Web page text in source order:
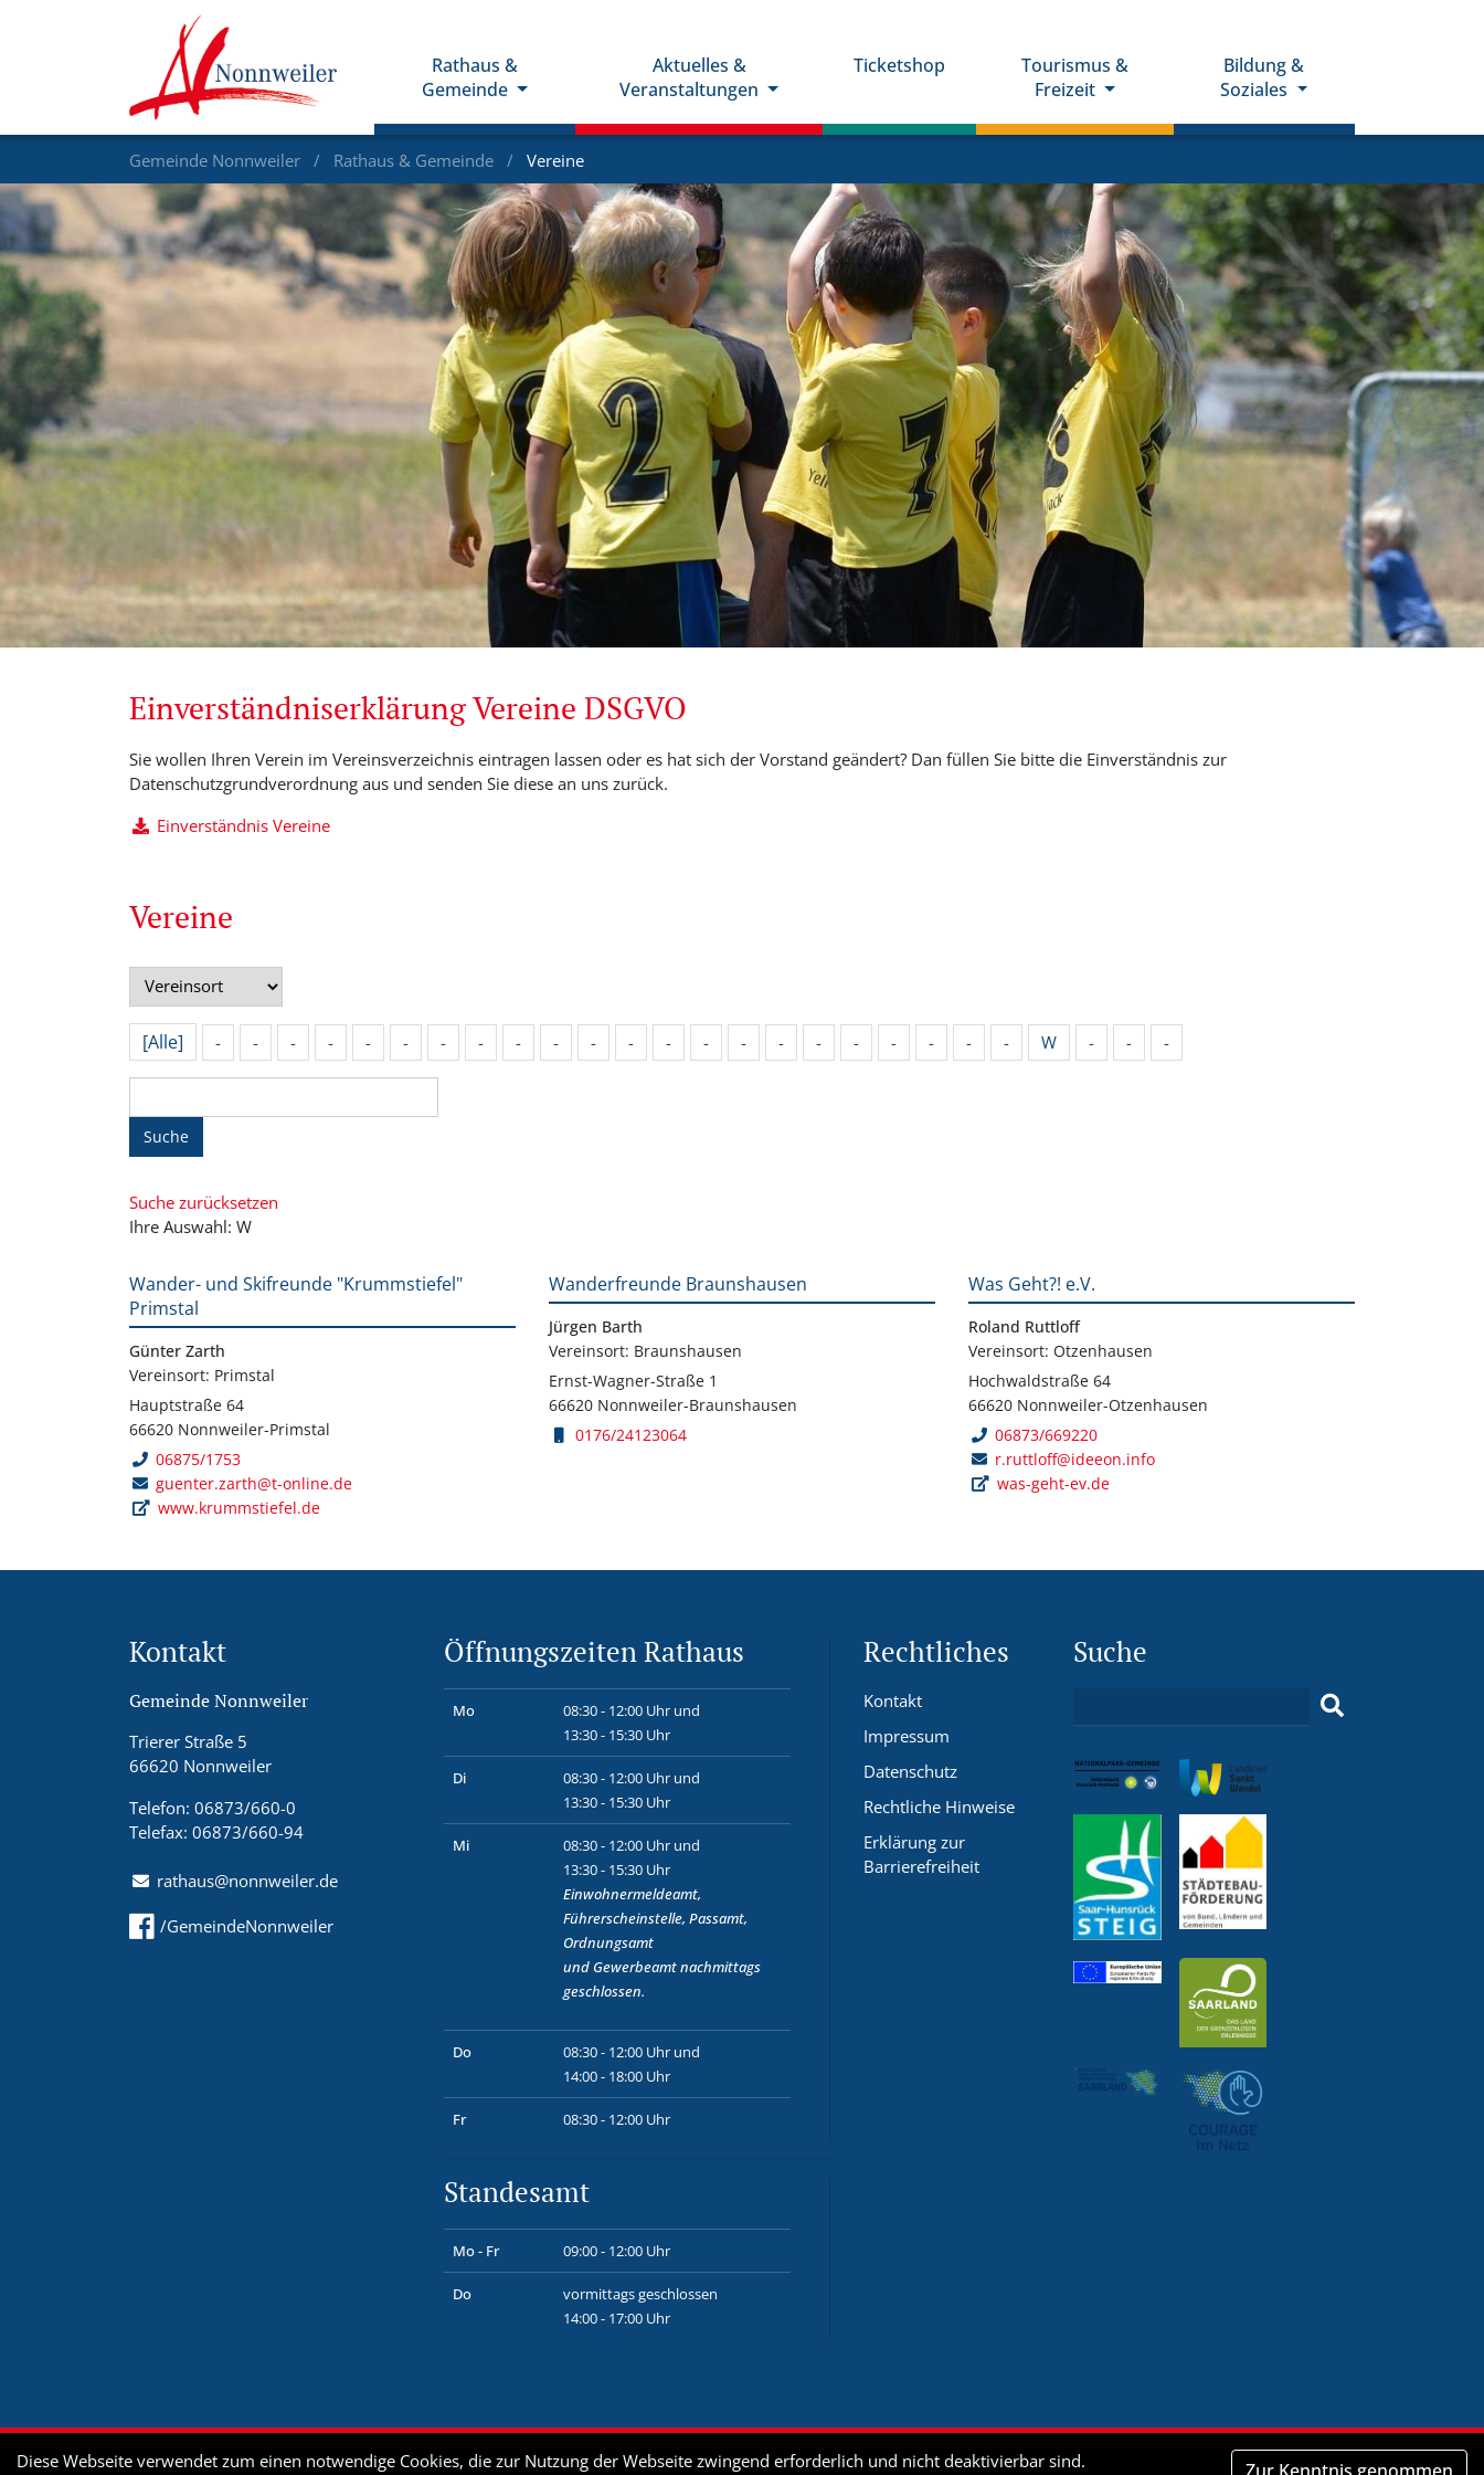
Rathaus &
Gemeinde
Aktuelles &
Veranstaltungen
Ticketshop
Tourismus &
Freizeit
Bildung &
Soziales
Gemeinde Nonnweiler Rathaus & Gemeinde Vereine
Einverständniserklärung Vereine DSGVO
Sie wollen Ihren Verein im Vereinsverzeichnis eintragen lassen oder es hat sich der Vorstand geändert? Dan füllen Sie bitte die Einverständnis zur
Datenschutzgrundverordnung aus und senden Sie diese an uns zurück.
Einverständnis Vereine
Vereine
[Alle] - - - - - - - - - - - - - - - - - - - - - - W - - -
Suche
Suche zurücksetzen
Ihre Auswahl: W
Wander- und Skifreunde "Krummstiefel"
Primstal
Günter Zarth
Vereinsort: Primstal
Hauptstraße 64
66620 Nonnweiler-Primstal
06875/1753
guenter.zarth@t-online.de
www.krummstiefel.de
Wanderfreunde Braunshausen
Jürgen Barth
Vereinsort: Braunshausen
Ernst-Wagner-Straße 1
66620 Nonnweiler-Braunshausen
0176/24123064
Was Geht?! e.V.
Roland Ruttloff
Vereinsort: Otzenhausen
Hochwaldstraße 64
66620 Nonnweiler-Otzenhausen
06873/669220
r.ruttloff@ideeon.info
was-geht-ev.de
Kontakt
Gemeinde Nonnweiler
Trierer Straße 5
66620 Nonnweiler
Telefon: 06873/660-0
Telefax: 06873/660-94
rathaus@nonnweiler.de
/GemeindeNonnweiler
Öffnungszeiten Rathaus
Mo
08:30 - 12:00 Uhr und
13:30 - 15:30 Uhr
Di
08:30 - 12:00 Uhr und
13:30 - 15:30 Uhr
Mi
08:30 - 12:00 Uhr und
13:30 - 15:30 Uhr
Einwohnermeldeamt,
Führerscheinstelle, Passamt,
Ordnungsamt
und Gewerbeamtnachmittags
geschlossen.
Do
08:30 - 12:00 Uhr und
14:00 - 18:00 Uhr
Fr 08:30 - 12:00 Uhr
Standesamt
Mo - Fr 09:00 - 12:00 Uhr
Do
vormittags geschlossen
14:00 - 17:00 Uhr
Rechtliches
Kontakt
Impressum
Datenschutz
Rechtliche Hinweise
Erklärung zur
Barrierefreiheit
Suche
Diese Webseite verwendet zum einen notwendige Cookies, die zur Nutzung der Webseite zwingend erforderlich und nicht deaktivierbar sind.